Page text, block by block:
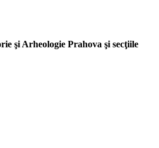
şi Arheologie Prahova şi secţiile